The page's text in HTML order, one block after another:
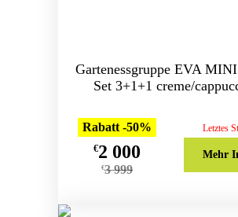
Gartenessgruppe EVA
Set 3+1+1 creme/
Rabatt -50%
€2 000
€3 999
Letztes
Mehr